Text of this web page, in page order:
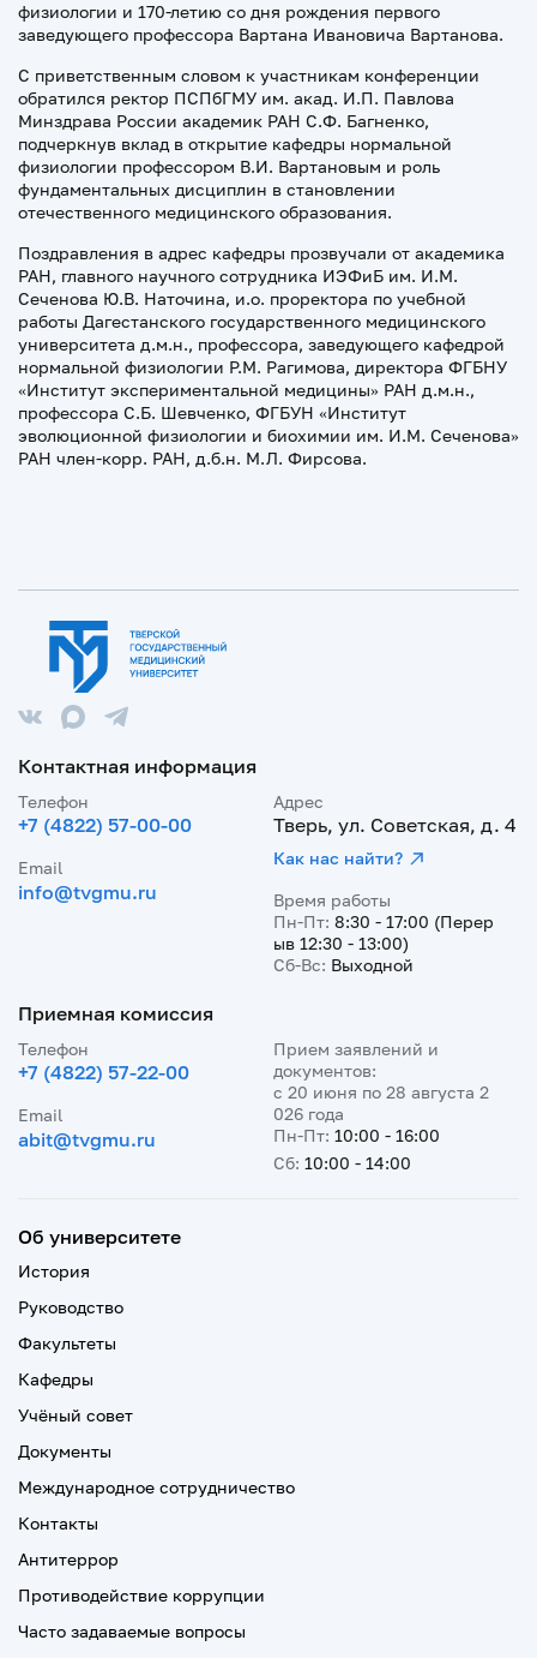
физиологии и 170-летию со дня рождения первого
заведующего профессора Вартана Ивановича Вартанова.
С приветственным словом к участникам конференции
обратился ректор ПСПбГМУ им. акад. И.П. Павлова
Минздрава России академик РАН С.Ф. Багненко,
подчеркнув вклад в открытие кафедры нормальной
физиологии профессором В.И. Вартановым и роль
фундаментальных дисциплин в становлении
отечественного медицинского образования.
Поздравления в адрес кафедры прозвучали от академика
РАН, главного научного сотрудника ИЭФиБ им. И.М.
Сеченова Ю.В. Наточина, и.о. проректора по учебной
работы Дагестанского государственного медицинского
университета д.м.н., профессора, заведующего кафедрой
нормальной физиологии Р.М. Рагимова, директора ФГБНУ
«Институт экспериментальной медицины» РАН д.м.н.,
профессора С.Б. Шевченко, ФГБУН «Институт
эволюционной физиологии и биохимии им. И.М. Сеченова»
РАН член-корр. РАН, д.б.н. М.Л. Фирсова.
Контактная информация
Телефон
+7 (4822) 57-00-00
Email
info@tvgmu.ru
Адрес
Тверь, ул. Советская, д. 4
Как нас найти?
Время работы
Пн-Пт: 8:30 - 17:00 (Перер
ыв 12:30 - 13:00)
Сб-Вс: Выходной
Приемная комиссия
Телефон
+7 (4822) 57-22-00
Email
abit@tvgmu.ru
Прием заявлений и
документов:
с 20 июня по 28 августа 2
026 года
Пн-Пт: 10:00 - 16:00
Сб: 10:00 - 14:00
Об университете
История
Руководство
Факультеты
Кафедры
Учёный совет
Документы
Международное сотрудничество
Контакты
Антитеррор
Противодействие коррупции
Часто задаваемые вопросы